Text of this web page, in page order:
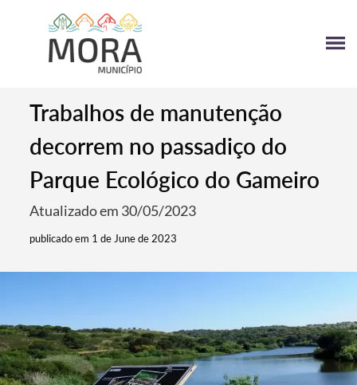
Trabalhos de manutenção
decorrem no passadiço do
Parque Ecológico do Gameiro
Atualizado em 30/05/2023
publicado em 1 de June de 2023